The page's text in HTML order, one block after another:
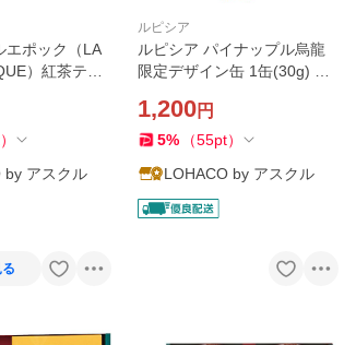
エポック（LA
）紅茶ティ
）
by アスクル
ルピシア
ルピシア パイナップル烏龍
限定デザイン缶 1缶(30g) 茶
1,200円
5% （55pt）
LOHACO by アスクル